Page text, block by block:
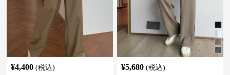
¥4,400 (税込)
¥5,680 (税込)